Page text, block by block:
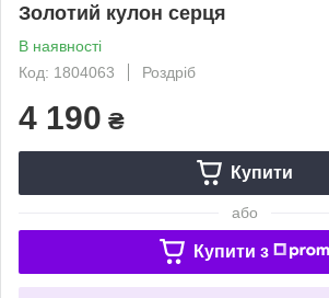
Золотий кулон серця
В наявності
Код: 1804063
Роздріб
4 190 ₴
Купити
або
Купити з